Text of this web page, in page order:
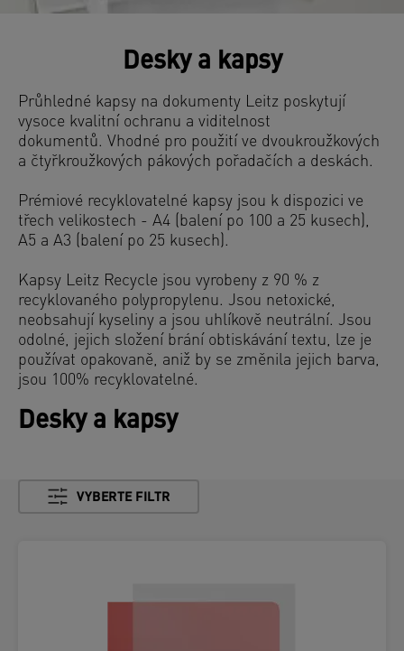
Desky a kapsy
Průhledné kapsy na dokumenty Leitz poskytují
vysoce kvalitní ochranu a viditelnost
dokumentů. Vhodné pro použití ve dvoukroužkových
a čtyřkroužkových pákových pořadačích a deskách.
Prémiové recyklovatelné kapsy jsou k dispozici ve
třech velikostech - A4 (balení po 100 a 25 kusech),
A5 a A3 (balení po 25 kusech).
Kapsy Leitz Recycle jsou vyrobeny z 90 % z
recyklovaného polypropylenu. Jsou netoxické,
neobsahují kyseliny a jsou uhlíkově neutrální. Jsou
odolné, jejich složení brání obtiskávání textu, lze je
používat opakovaně, aniž by se změnila jejich barva,
jsou 100% recyklovatelné.
Desky a kapsy
VYBERTE FILTR